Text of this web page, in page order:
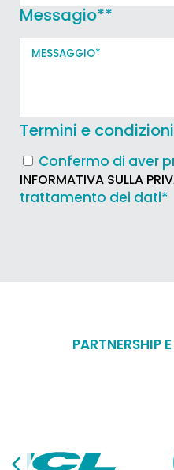
Messagio**
Termini e condizioni
Confermo di aver
INFORMATIVA SULLA
trattamento dei dati*
PARTNERSHIP